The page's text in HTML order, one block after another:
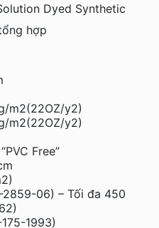
Dyed Synthetic
hợp
m2(22OZ/y2)
m2(22OZ/y2)
Free”
2859-06) – Tối đa 450
1993)